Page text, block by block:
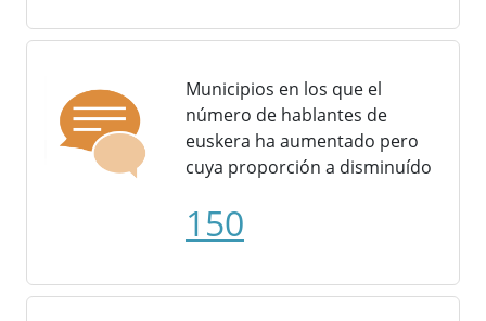
Municipios en los que el
número de hablantes de
euskera ha aumentado pero
cuya proporción a disminuído
150